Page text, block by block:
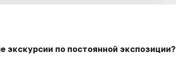
экскурсии по постоянной экспозиции?